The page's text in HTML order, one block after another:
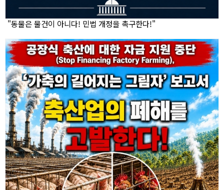
"동물은 물건이 아니다! 민법 개정을 촉구한다!"